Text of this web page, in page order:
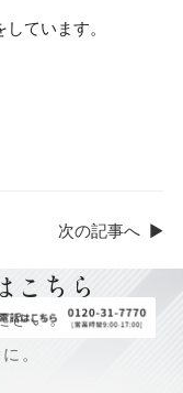
ています。
次の記事へ ▶
こちら
さい。
。